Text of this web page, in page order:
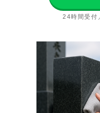
春のお彼岸 お墓掃除・お
前はご依頼が集中しやす
お早めにご相談ください
積り〉をお出しします。
遺品整理のご相談・お見
24時間受付